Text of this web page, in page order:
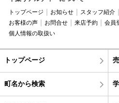
トップページ お知らせ スタッフ紹介
お客様の声
お問合せ 来店予約 会員
個人情報の取扱い
トップページ
町名から検索